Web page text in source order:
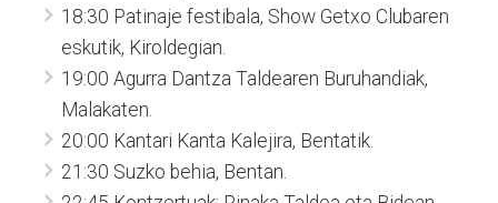
18:30 Patinaje festibala, Show Getxo Clubaren
eskutik, Kiroldegian.
19:00 Agurra Dantza Taldearen Buruhandiak,
Malakaten.
20:00 Kantari Kanta Kalejira, Bentatik.
21:30 Suzko behia, Bentan.